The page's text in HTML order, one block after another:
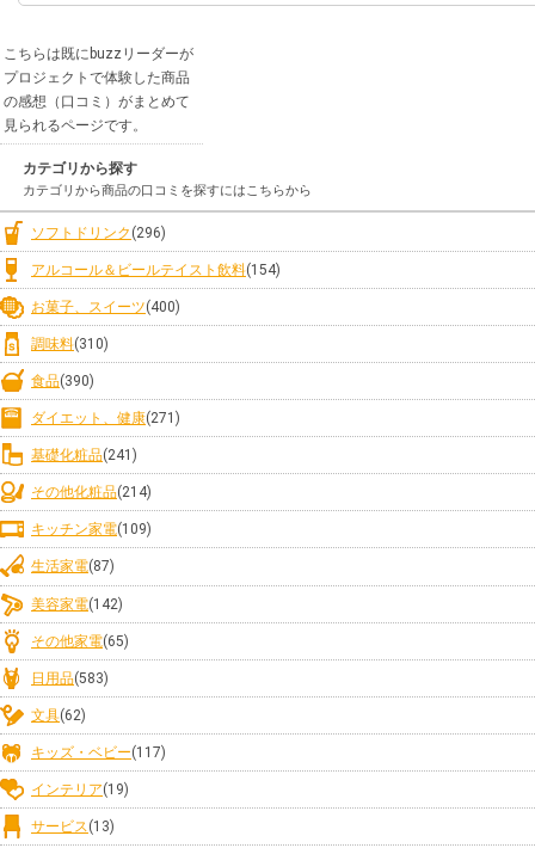
こちらは既にbuzzリーダーが
プロジェクトで体験した商品
の感想（口コミ）がまとめて
見られるページです。
カテゴリから探す
カテゴリから商品の口コミを探すにはこちらから
ソフトドリンク (296)
アルコール＆ビールテイスト飲料(154)
お菓子、スイーツ(400)
調味料(310)
食品(390)
ダイエット、健康(271)
基礎化粧品(241)
その他化粧品(214)
キッチン家電(109)
生活家電(87)
美容家電(142)
その他家電(65)
日用品(583)
文具(62)
キッズ・ベビー(117)
インテリア(19)
サービス(13)